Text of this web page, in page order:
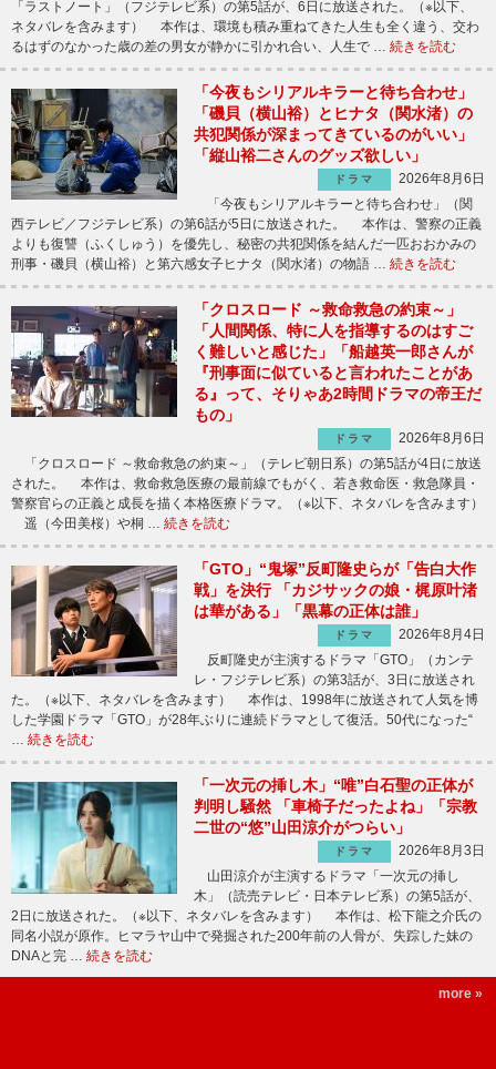
「ラストノート」（フジテレビ系）の第5話が、6日に放送された。（※以下、
ネタバレを含みます） 本作は、環境も積み重ねてきた人生も全く違う、交わ
るはずのなかった歳の差の男女が静かに引かれ合い、人生で … 続きを読む
「今夜もシリアルキラーと待ち合わせ」
「磯貝（横山裕）とヒナタ（関水渚）の
共犯関係が深まってきているのがいい」
「縦山裕二さんのグッズ欲しい」
ドラマ
2026年8月6日
「今夜もシリアルキラーと待ち合わせ」（関
西テレビ／フジテレビ系）の第6話が5日に放送された。 本作は、警察の正義
よりも復讐（ふくしゅう）を優先し、秘密の共犯関係を結んだ一匹おおかみの
刑事・磯貝（横山裕）と第六感女子ヒナタ（関水渚）の物語 … 続きを読む
「クロスロード ～救命救急の約束～」
「人間関係、特に人を指導するのはすご
く難しいと感じた」「船越英一郎さんが
『刑事面に似ていると言われたことがあ
る』って、そりゃあ2時間ドラマの帝王だ
もの」
ドラマ
2026年8月6日
「クロスロード ～救命救急の約束～」（テレビ朝日系）の第5話が4日に放送
された。 本作は、救命救急医療の最前線でもがく、若き救命医・救急隊員・
警察官らの正義と成長を描く本格医療ドラマ。（※以下、ネタバレを含みます）
遥（今田美桜）や桐 … 続きを読む
「GTO」“鬼塚”反町隆史らが「告白大作
戦」を決行 「カジサックの娘・梶原叶渚
は華がある」「黒幕の正体は誰」
ドラマ
2026年8月4日
反町隆史が主演するドラマ「GTO」（カンテ
レ・フジテレビ系）の第3話が、3日に放送され
た。（※以下、ネタバレを含みます） 本作は、1998年に放送されて人気を博
した学園ドラマ「GTO」が28年ぶりに連続ドラマとして復活。50代になった“
… 続きを読む
「一次元の挿し木」“唯”白石聖の正体が
判明し騒然 「車椅子だったよね」「宗教
二世の“悠”山田涼介がつらい」
ドラマ
2026年8月3日
山田涼介が主演するドラマ「一次元の挿し
木」（読売テレビ・日本テレビ系）の第5話が、
2日に放送された。（※以下、ネタバレを含みます） 本作は、松下龍之介氏の
同名小説が原作。ヒマラヤ山中で発掘された200年前の人骨が、失踪した妹の
DNAと完 … 続きを読む
more »